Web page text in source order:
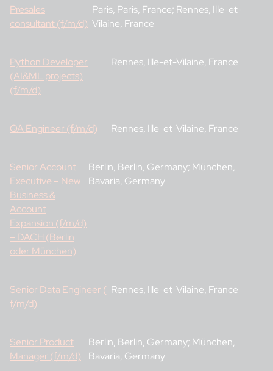
Presales
consultant (f/m/d)
Paris, Paris, France; Rennes, Ille-et-
Vilaine, France
Python Developer
(AI&ML projects)
(f/m/d)
Rennes, Ille-et-Vilaine, France
QA Engineer (f/m/d) Rennes, Ille-et-Vilaine, France
Senior Account
Executive – New
Business &
Account
Expansion (f/m/d)
– DACH (Berlin
oder München)
Berlin, Berlin, Germany; München,
Bavaria, Germany
Senior Data Engineer (
f/m/d)
Rennes, Ille-et-Vilaine, France
Senior Product
Manager (f/m/d)
Berlin, Berlin, Germany; München,
Bavaria, Germany